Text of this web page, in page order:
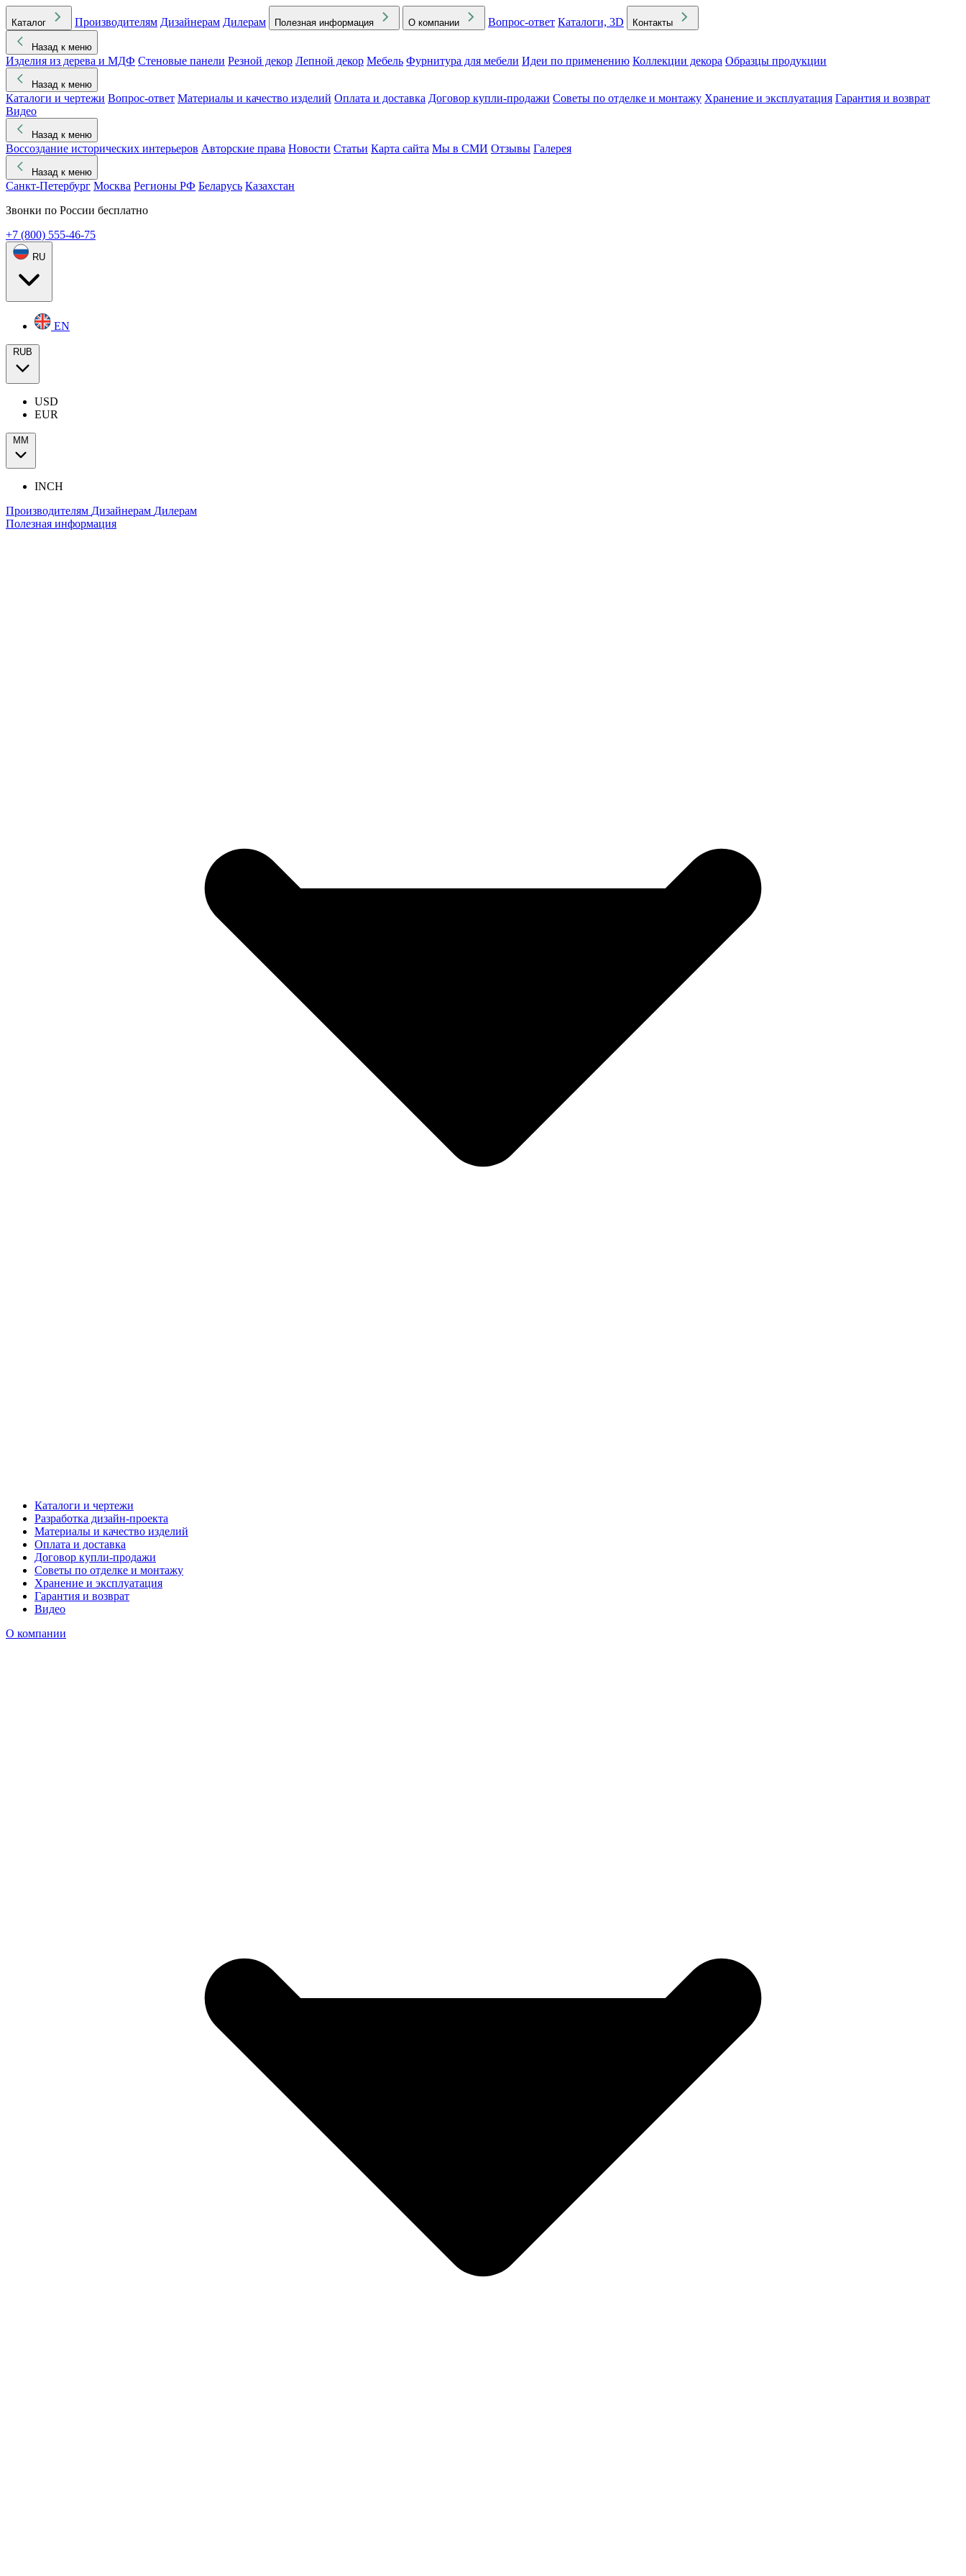
Каталог Производителям Дизайнерам Дилерам Полезная информация О компании Вопрос-ответ Каталоги, 3D Контакты
Назад к меню
Изделия из дерева и МДФ Стеновые панели Резной декор Лепной декор Мебель Фурнитура для мебели Идеи по применению Коллекции декора Образцы продукции
Назад к меню
Каталоги и чертежи Вопрос-ответ Материалы и качество изделий Оплата и доставка Договор купли-продажи Советы по отделке и монтажу Хранение и эксплуатация Гарантия и возврат
Видео
Назад к меню
Воссоздание исторических интерьеров Авторские права Новости Статьи Карта сайта Мы в СМИ Отзывы Галерея
Назад к меню
Санкт-Петербург Москва Регионы РФ Беларусь Казахстан
Звонки по России бесплатно
+7 (800) 555-46-75
RU
EN
RUB
USD
EUR
ММ
INCH
Производителям Дизайнерам Дилерам
Полезная информация
Каталоги и чертежи
Разработка дизайн-проекта
Материалы и качество изделий
Оплата и доставка
Договор купли-продажи
Советы по отделке и монтажу
Хранение и эксплуатация
Гарантия и возврат
Видео
О компании